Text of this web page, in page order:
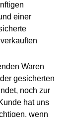
einer
Waren
gesicherten
noch zur
hat uns
wenn